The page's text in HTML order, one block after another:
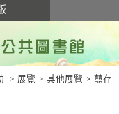
> 展覽 > 其他展覽 > 囍存